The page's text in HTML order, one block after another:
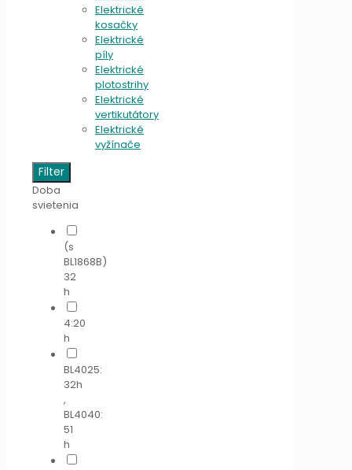
Elektrické
kosačky
Elektrické
píly
Elektrické
plotostrihy
Elektrické
vertikutátory
Elektrické
vyžínače
Filter
Doba
svietenia
(s
BL1868B)
32
h
4:20
h
BL4025:
32h
,
BL4040:
51
h